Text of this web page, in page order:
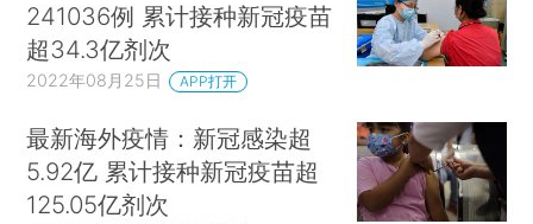
241036例 累计接种新冠疫苗
超34.3亿剂次
2022年08月25日 APP打开
最新海外疫情：新冠感染超
5.92亿 累计接种新冠疫苗超
125.05亿剂次